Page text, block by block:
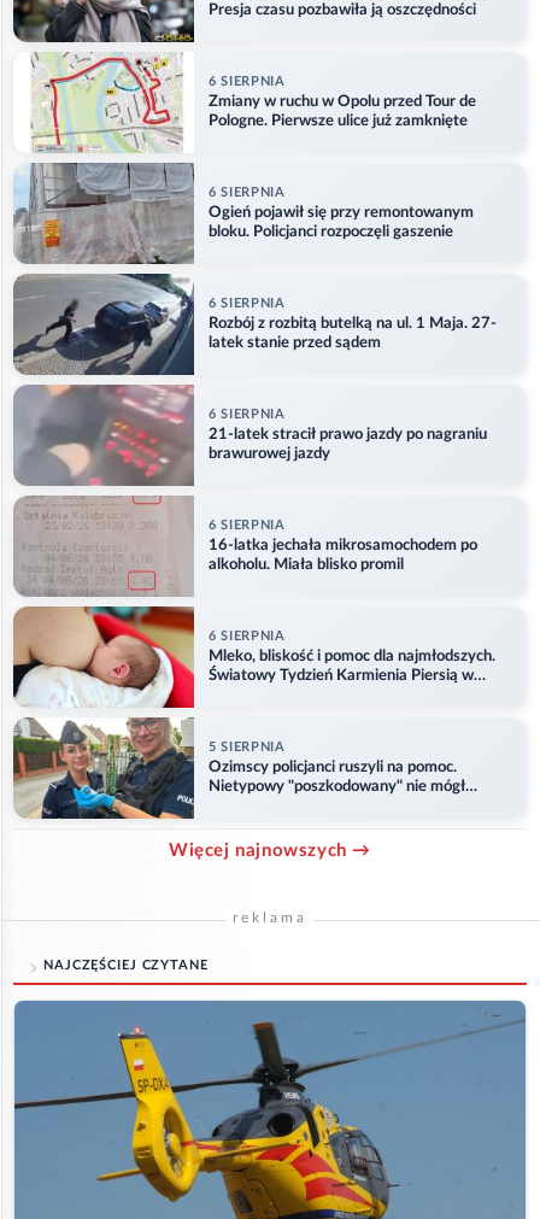
Presja czasu pozbawiła ją oszczędności
6 SIERPNIA
Zmiany w ruchu w Opolu przed Tour de
Pologne. Pierwsze ulice już zamknięte
6 SIERPNIA
Ogień pojawił się przy remontowanym
bloku. Policjanci rozpoczęli gaszenie
6 SIERPNIA
Rozbój z rozbitą butelką na ul. 1 Maja. 27-
latek stanie przed sądem
6 SIERPNIA
21-latek stracił prawo jazdy po nagraniu
brawurowej jazdy
6 SIERPNIA
16-latka jechała mikrosamochodem po
alkoholu. Miała blisko promil
6 SIERPNIA
Mleko, bliskość i pomoc dla najmłodszych.
Światowy Tydzień Karmienia Piersią w
5 SIERPNIA
Ozimscy policjanci ruszyli na pomoc.
Nietypowy "poszkodowany" nie mógł
Więcej najnowszych →
reklama
NAJCZĘŚCIEJ CZYTANE